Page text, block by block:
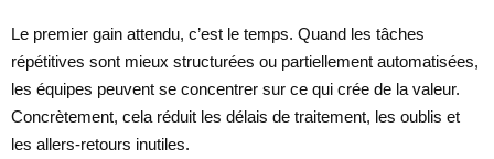
Le premier gain attendu, c’est le temps. Quand les tâches
répétitives sont mieux structurées ou partiellement automatisées,
les équipes peuvent se concentrer sur ce qui crée de la valeur.
Concrètement, cela réduit les délais de traitement, les oublis et
les allers-retours inutiles.